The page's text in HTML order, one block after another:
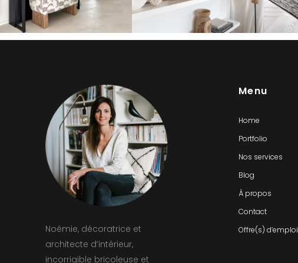
Noémie, décoratrice et
architecte d’intérieur,
incorrigible bricoleuse et
Menu
Home
Portfolio
Nos services
Blog
À propos
Contact
Offre(s) d’emploi